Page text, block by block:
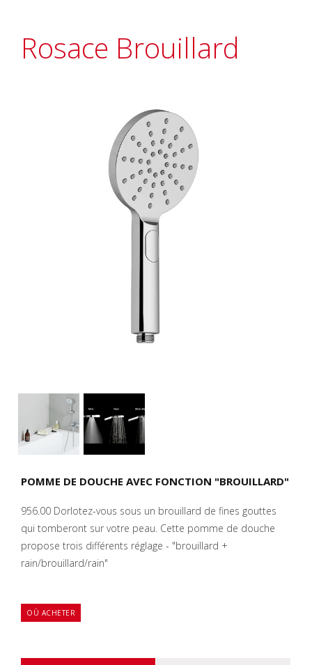
Rosace Brouillard
POMME DE DOUCHE AVEC FONCTION "BROUILLARD"
956.00 Dorlotez-vous sous un brouillard de fines gouttes
qui tomberont sur votre peau. Cette pomme de douche
propose trois différents réglage - "brouillard +
rain/brouillard/rain"
OÙ ACHETER